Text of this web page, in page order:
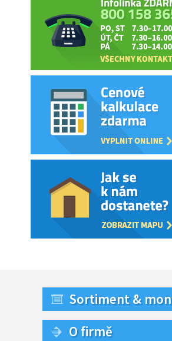
Sortiment &
O firmě